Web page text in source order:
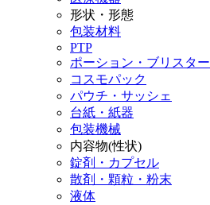
形状・形態
包装材料
PTP
ポーション・ブリスター
コスモパック
パウチ・サッシェ
台紙・紙器
包装機械
内容物(性状)
錠剤・カプセル
散剤・顆粒・粉末
液体